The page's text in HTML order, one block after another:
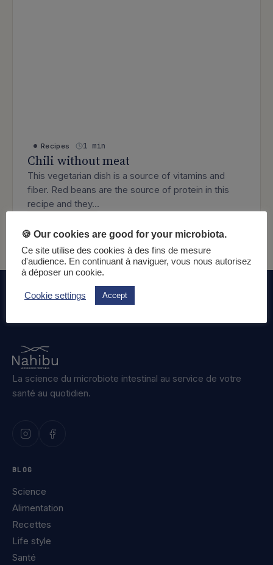
Recipes 1 min
Chili without meat
This vegetarian dish is a source of vitamins and
fiber. Red beans are the source of protein in this
recipe and they…
La science du microbiote intestinal au service de votre
santé au quotidien.
BLOG
Science
Alimentation
Recettes
Life style
Santé
🍪 Our cookies are good for your microbiota.
Ce site utilise des cookies à des fins de mesure
d'audience. En continuant à naviguer, vous nous autorisez
à déposer un cookie.
Cookie settings Accept